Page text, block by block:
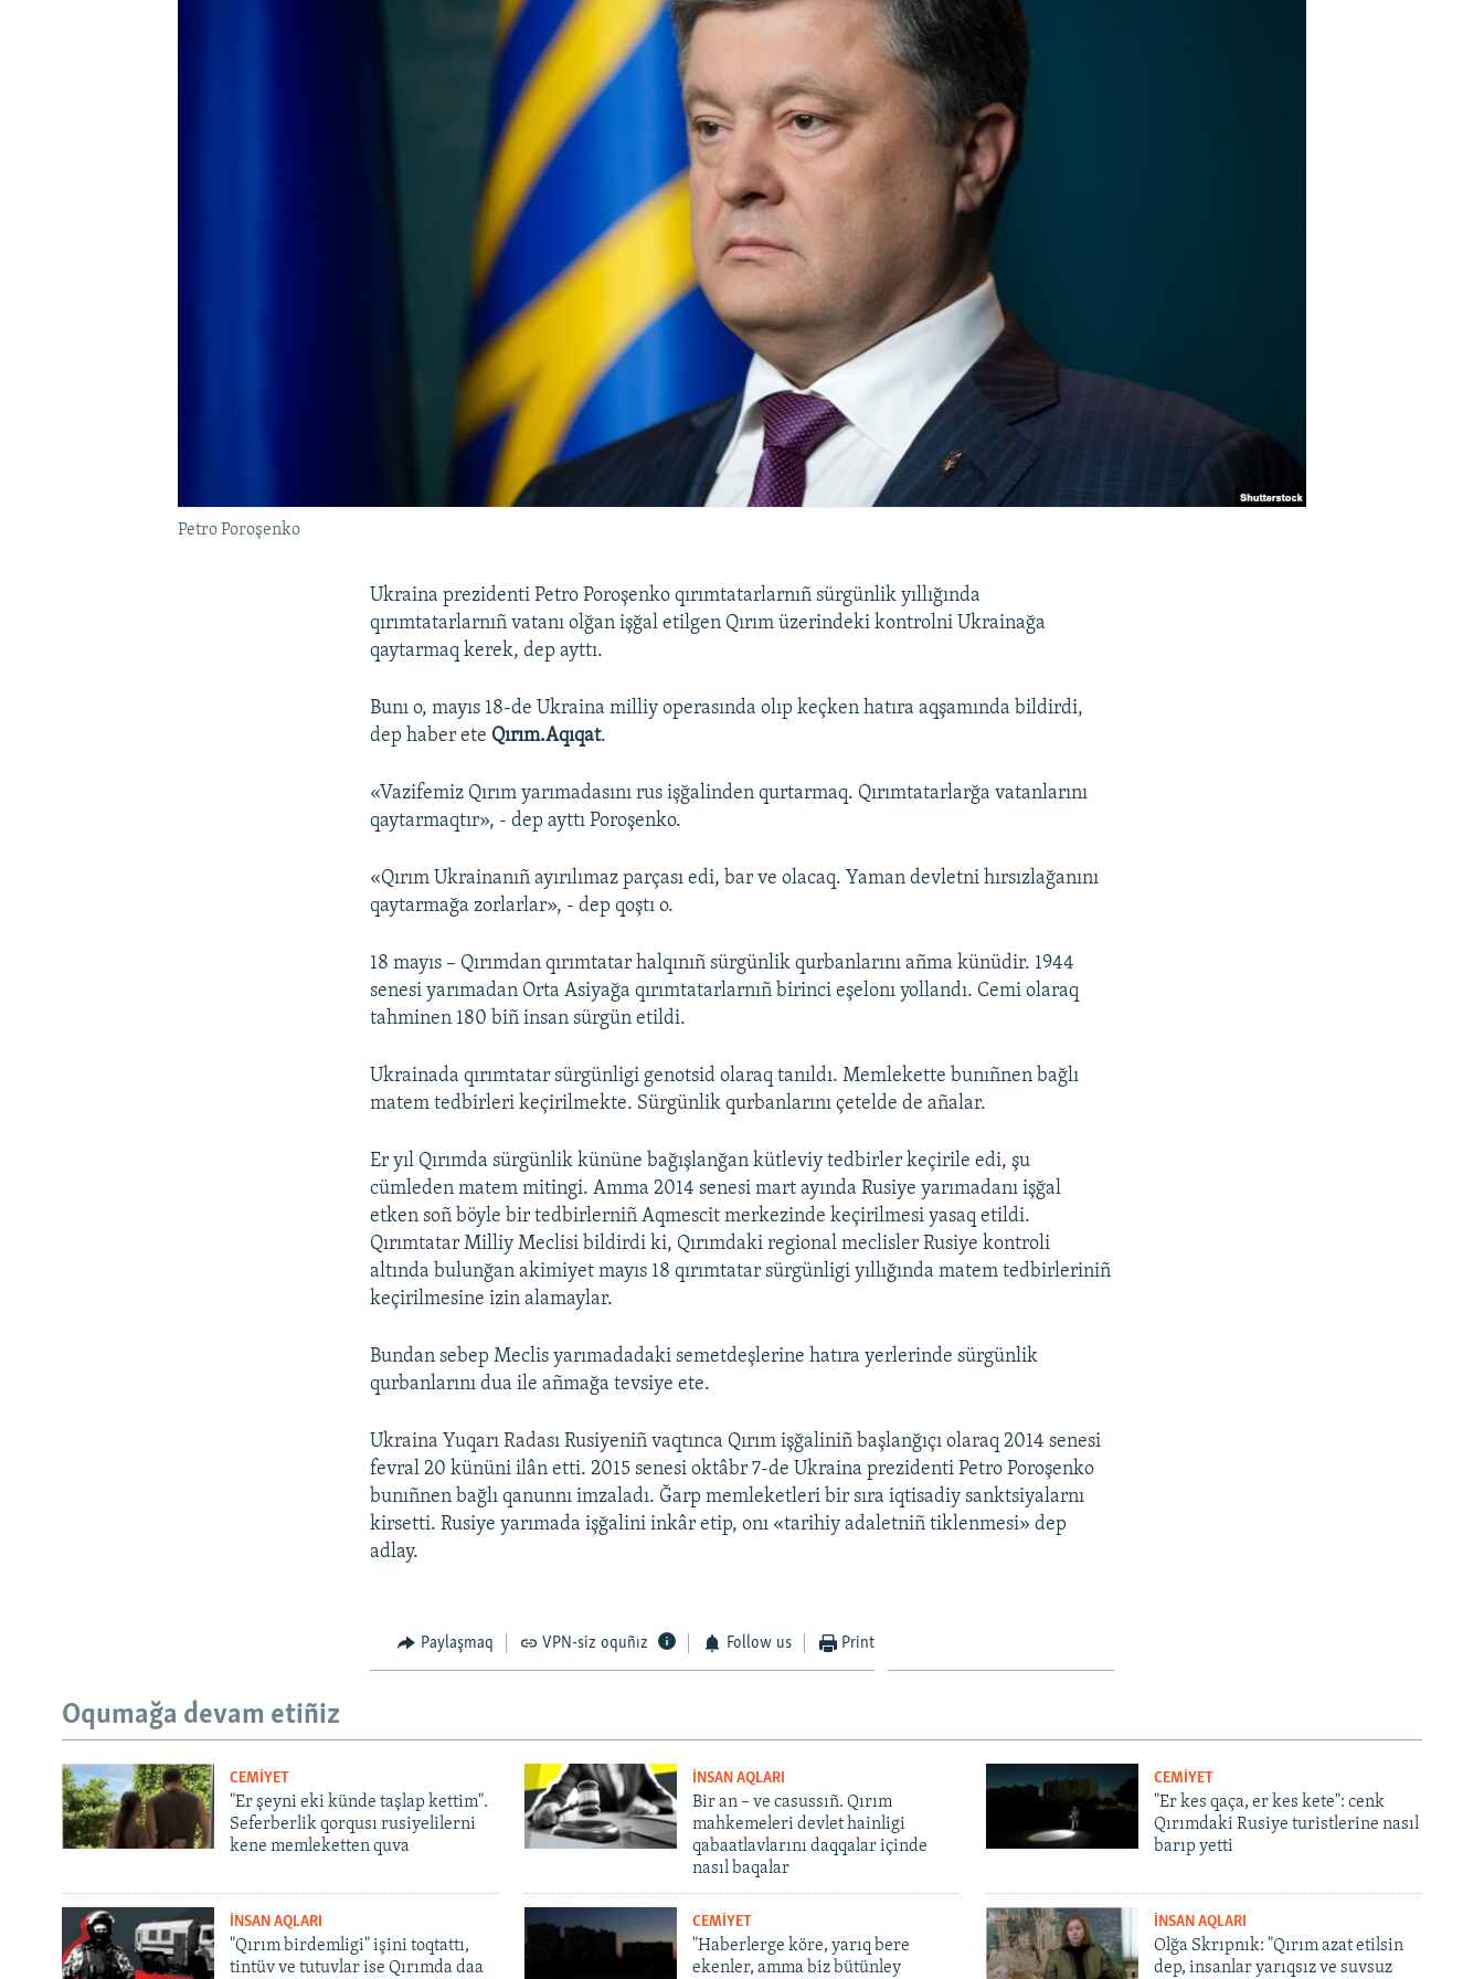
Petro Poroşenko
Ukraina prezidenti Petro Poroşenko qırımtatarlarnıñ sürgünlik yıllığında
qırımtatarlarnıñ vatanı olğan işğal etilgen Qırım üzerindeki kontrolni Ukrainağa
qaytarmaq kerek, dep ayttı.
Bunı o, mayıs 18-de Ukraina milliy operasında olıp keçken hatıra aqşamında bildirdi,
dep haber ete Qırım.Aqıqat.
«Vazifemiz Qırım yarımadasını rus işğalinden qurtarmaq. Qırımtatarlarğa vatanlarını
qaytarmaqtır», - dep ayttı Poroşenko.
«Qırım Ukrainanıñ ayırılımaz parçası edi, bar ve olacaq. Yaman devletni hırsızlağanını
qaytarmağa zorlarlar», - dep qoştı o.
18 mayıs – Qırımdan qırımtatar halqınıñ sürgünlik qurbanlarını añma künüdir. 1944
senesi yarımadan Orta Asiyağa qırımtatarlarnıñ birinci eşelonı yollandı. Cemi olaraq
tahminen 180 biñ insan sürgün etildi.
Ukrainada qırımtatar sürgünligi genotsid olaraq tanıldı. Memlekette bunıñnen bağlı
matem tedbirleri keçirilmekte. Sürgünlik qurbanlarını çetelde de añalar.
Er yıl Qırımda sürgünlik kününe bağışlanğan kütleviy tedbirler keçirile edi, şu
cümleden matem mitingi. Amma 2014 senesi mart ayında Rusiye yarımadanı işğal
etken soñ böyle bir tedbirlerniñ Aqmescit merkezinde keçirilmesi yasaq etildi.
Qırımtatar Milliy Meclisi bildirdi ki, Qırımdaki regional meclisler Rusiye kontroli
altında bulunğan akimiyet mayıs 18 qırımtatar sürgünligi yıllığında matem tedbirleriniñ
keçirilmesine izin alamaylar.
Bundan sebep Meclis yarımadadaki semetdeşlerine hatıra yerlerinde sürgünlik
qurbanlarını dua ile añmağa tevsiye ete.
Ukraina Yuqarı Radası Rusiyeniñ vaqtınca Qırım işğaliniñ başlanğıçı olaraq 2014 senesi
fevral 20 kününi ilân etti. 2015 senesi oktâbr 7-de Ukraina prezidenti Petro Poroşenko
bunıñnen bağlı qanunnı imzaladı. Ğarp memleketleri bir sıra iqtisadiy sanktsiyalarnı
kirsetti. Rusiye yarımada işğalini inkâr etip, onı «tarihiy adaletniñ tiklenmesi» dep
adlay.
Paylaşmaq VPN-siz oquñız Follow us Print
Oqumağa devam etiñiz
CEMİYET
"Er şeyni eki künde taşlap kettim".
Seferberlik qorqusı rusiyelilerni
kene memleketten quva
İNSAN AQLARI
Bir an – ve casussıñ. Qırım
mahkemeleri devlet hainligi
qabaatlavlarını daqqalar içinde
nasıl baqalar
CEMİYET
"Er kes qaça, er kes kete": cenk
Qırımdaki Rusiye turistlerine nasıl
barıp yetti
İNSAN AQLARI
"Qırım birdemligi" işini toqtattı,
tintüv ve tutuvlar ise Qırımda daa
CEMİYET
"Haberlerge köre, yarıq bere
ekenler, amma biz bütünley
İNSAN AQLARI
Olğa Skrıpnık: "Qırım azat etilsin
dep, insanlar yarıqsız ve suvsuz